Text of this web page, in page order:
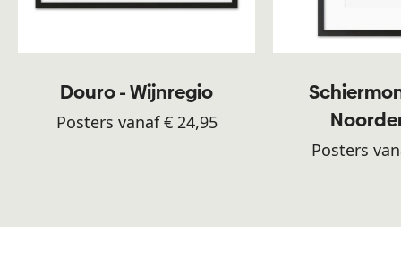
Douro - Wijnregio
Posters vanaf € 24,95
Posters